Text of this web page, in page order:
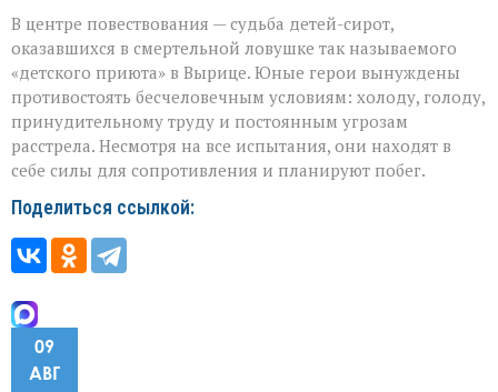
В центре повествования — судьба детей-сирот,
оказавшихся в смертельной ловушке так называемого
«детского приюта» в Вырице. Юные герои вынуждены
противостоять бесчеловечным условиям: холоду, голоду,
принудительному труду и постоянным угрозам
расстрела. Несмотря на все испытания, они находят в
себе силы для сопротивления и планируют побег.
Поделиться ссылкой:
09
АВГ